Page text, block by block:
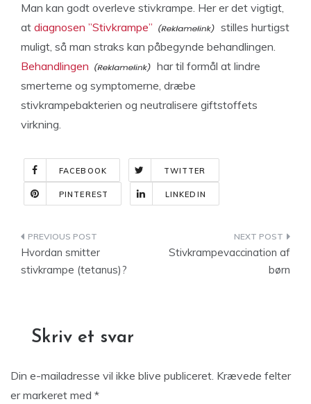
Man kan godt overleve stivkrampe. Her er det vigtigt,
at diagnosen ”Stivkrampe”
stilles hurtigst
muligt, så man straks kan påbegynde behandlingen.
Behandlingen
har til formål at lindre
smerterne og symptomerne, dræbe
stivkrampebakterien og neutralisere giftstoffets
virkning.
FACEBOOK TWITTER
PINTEREST LINKEDIN
Indlægsnavigation
Hvordan smitter
stivkrampe (tetanus)?
Stivkrampevaccination af
børn
Skriv et svar
Din e-mailadresse vil ikke blive publiceret. Krævede felter
er markeret med *